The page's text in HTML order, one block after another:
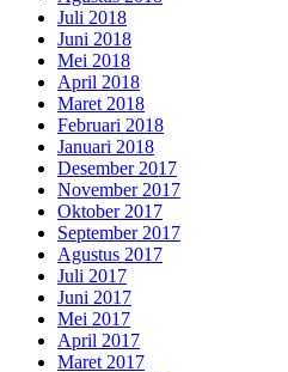
Juli 2018
Juni 2018
Mei 2018
April 2018
Maret 2018
Februari 2018
Januari 2018
Desember 2017
November 2017
Oktober 2017
September 2017
Agustus 2017
Juli 2017
Juni 2017
Mei 2017
April 2017
Maret 2017